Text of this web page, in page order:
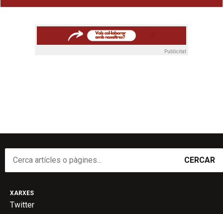
Publicitat
CERCAR
XARXES
Twitter